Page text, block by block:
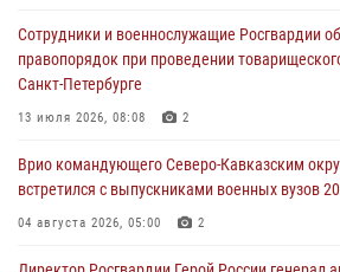
дорогой к Победе в СВО» (видео)
08 августа 2026, 07:00 2
ОМОН «Ойрат» Управления Росгвардии по
08 августа 2026, 07:00
В Москве росгвардейцы оказали помощь
Сотрудники и военнослужащие Росгвардии
правопорядок при проведении
Санкт-Петербурге
13 июля 2026, 08:08 2
Врио командующего Северо-Кавказским
встретился с выпускниками военных вузов
04 августа 2026, 05:00 2